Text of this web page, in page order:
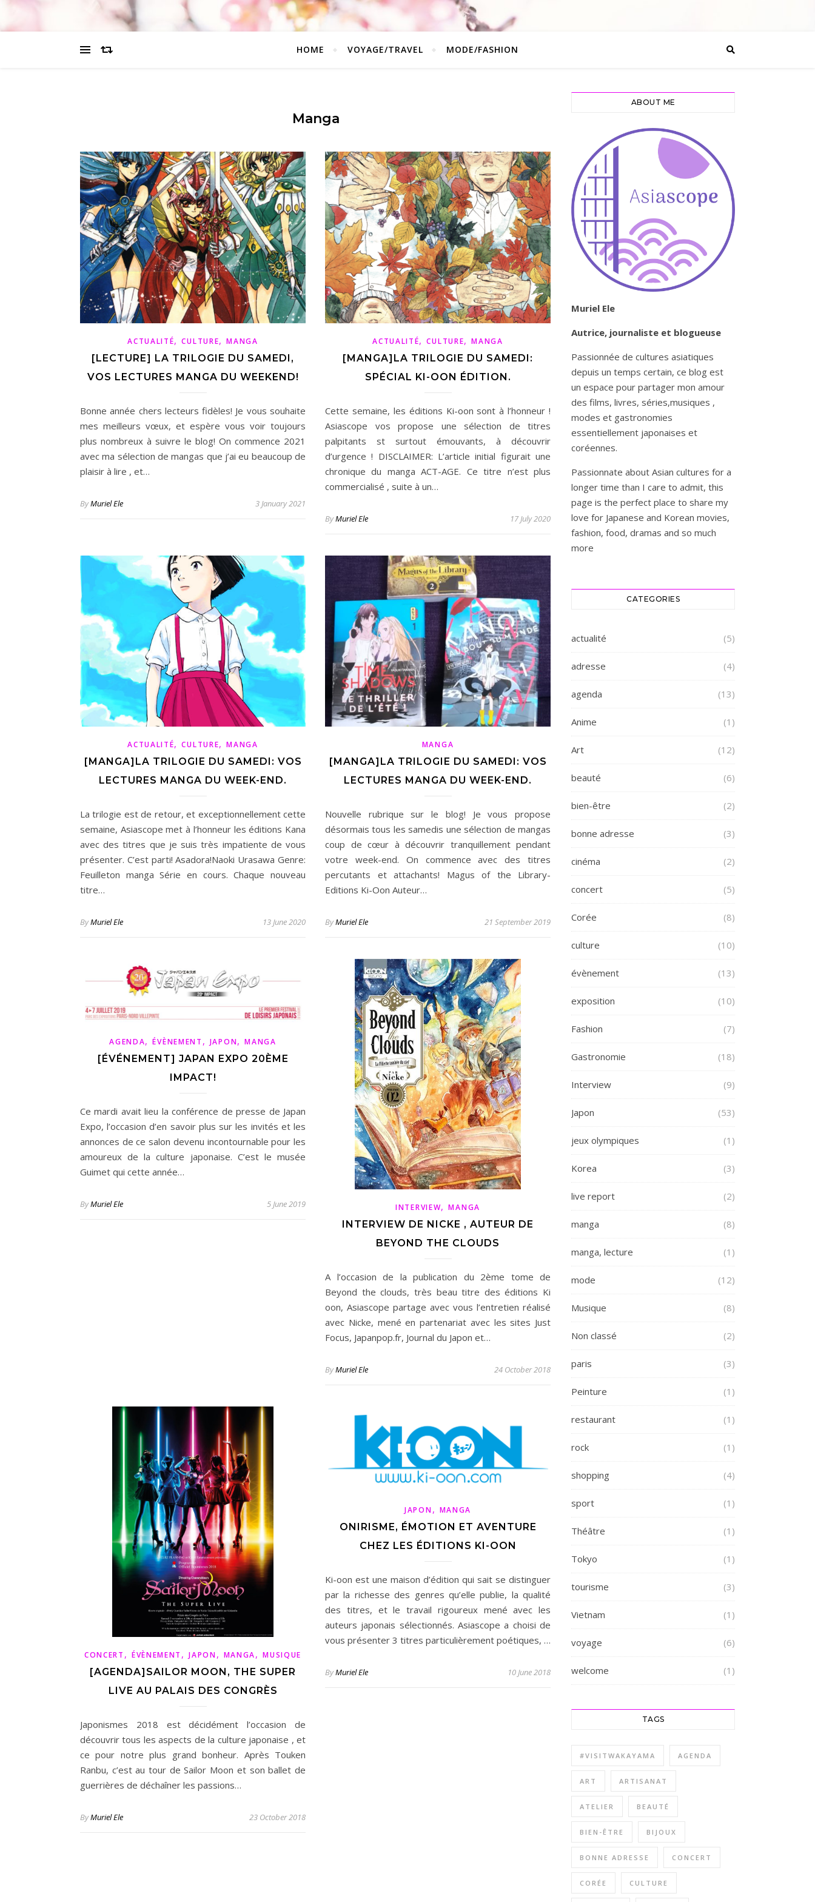
HOME VOYAGE/TRAVEL MODE/FASHION
Manga
ACTUALITÉ,CULTURE,MANGA
[LECTURE] LA TRILOGIE DU SAMEDI,
VOS LECTURES MANGA DU WEEKEND!
Bonne année chers lecteurs fidèles! Je vous souhaite
mes meilleurs vœux, et espère vous voir toujours
plus nombreux à suivre le blog! On commence 2021
avec ma sélection de mangas que j’ai eu beaucoup de
plaisir à lire , et…
ByMuriel Ele 3 January 2021
ACTUALITÉ,CULTURE,MANGA
[MANGA]LA TRILOGIE DU SAMEDI:
SPÉCIAL KI-OON ÉDITION.
Cette semaine, les éditions Ki-oon sont à l’honneur !
Asiascope vos propose une sélection de titres
palpitants st surtout émouvants, à découvrir
d’urgence ! DISCLAIMER: L’article initial figurait une
chronique du manga ACT-AGE. Ce titre n’est plus
commercialisé , suite à un…
ByMuriel Ele 17 July 2020
ACTUALITÉ,CULTURE,MANGA
[MANGA]LA TRILOGIE DU SAMEDI: VOS
LECTURES MANGA DU WEEK-END.
La trilogie est de retour, et exceptionnellement cette
semaine, Asiascope met à l’honneur les éditions Kana
avec des titres que je suis très impatiente de vous
présenter. C’est parti! Asadora!Naoki Urasawa Genre:
Feuilleton manga Série en cours. Chaque nouveau
titre…
ByMuriel Ele 13 June 2020
MANGA
[MANGA]LA TRILOGIE DU SAMEDI: VOS
LECTURES MANGA DU WEEK-END.
Nouvelle rubrique sur le blog! Je vous propose
désormais tous les samedis une sélection de mangas
coup de cœur à découvrir tranquillement pendant
votre week-end. On commence avec des titres
percutants et attachants! Magus of the Library-
Editions Ki-Oon Auteur…
ByMuriel Ele 21 September 2019
AGENDA,ÉVÈNEMENT , JAPON,MANGA
[ÉVÉNEMENT] JAPAN EXPO 20ÈME
IMPACT!
Ce mardi avait lieu la conférence de presse de Japan
Expo, l’occasion d’en savoir plus sur les invités et les
annonces de ce salon devenu incontournable pour les
amoureux de la culture japonaise. C’est le musée
Guimet qui cette année…
ByMuriel Ele 5 June 2019 INTERVIEW,MANGA
INTERVIEW DE NICKE , AUTEUR DE
BEYOND THE CLOUDS
A l’occasion de la publication du 2ème tome de
Beyond the clouds, très beau titre des éditions Ki
oon, Asiascope partage avec vous l’entretien réalisé
avec Nicke, mené en partenariat avec les sites Just
Focus, Japanpop.fr, Journal du Japon et…
ByMuriel Ele 24 October 2018
CONCERT , ÉVÈNEMENT ,JAPON, MANGA,MUSIQUE
[AGENDA]SAILOR MOON, THE SUPER
LIVE AU PALAIS DES CONGRÈS
Japonismes 2018 est décidément l’occasion de
découvrir tous les aspects de la culture japonaise , et
ce pour notre plus grand bonheur. Après Touken
Ranbu, c’est au tour de Sailor Moon et son ballet de
guerrières de déchaîner les passions…
ByMuriel Ele 23 October 2018
JAPON, MANGA
ONIRISME, ÉMOTION ET AVENTURE
CHEZ LES ÉDITIONS KI-OON
Ki-oon est une maison d’édition qui sait se distinguer
par la richesse des genres qu’elle publie, la qualité
des titres, et le travail rigoureux mené avec les
auteurs japonais sélectionnés. Asiascope a choisi de
vous présenter 3 titres particulièrement poétiques, …
ByMuriel Ele 10 June 2018
ABOUT ME
Muriel Ele
Autrice, journaliste et blogueuse
Passionnée de cultures asiatiques
depuis un temps certain, ce blog est
un espace pour partager mon amour
des films, livres, séries,musiques ,
modes et gastronomies
essentiellement japonaises et
coréennes.
Passionnate about Asian cultures for a
longer time than I care to admit, this
page is the perfect place to share my
love for Japanese and Korean movies,
fashion, food, dramas and so much
more
CATEGORIES
actualité (5)
adresse (4)
agenda (13)
Anime (1)
Art (12)
beauté (6)
bien-être (2)
bonne adresse (3)
cinéma (2)
concert (5)
Corée (8)
culture (10)
évènement (13)
exposition (10)
Fashion (7)
Gastronomie (18)
Interview (9)
Japon (53)
jeux olympiques (1)
Korea (3)
live report (2)
manga (8)
manga, lecture (1)
mode (12)
Musique (8)
Non classé (2)
paris (3)
Peinture (1)
restaurant (1)
rock (1)
shopping (4)
sport (1)
Théâtre (1)
Tokyo (1)
tourisme (3)
Vietnam (1)
voyage (6)
welcome (1)
TAGS
#VISITWAKAYAMA AGENDA
ART ARTISANAT
ATELIER BEAUTÉ
BIEN-ÊTRE BIJOUX
BONNE ADRESSE CONCERT
CORÉE CULTURE